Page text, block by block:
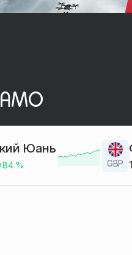
Юань
% GBP